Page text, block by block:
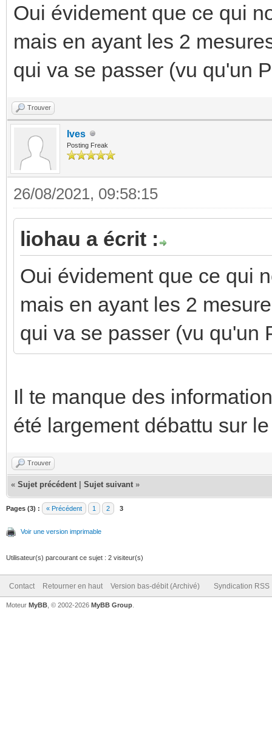
Oui évidement que ce qui
mais en ayant les 2
qui va se passer (vu qu'un
Trouver
Ives
Posting Freak
26/08/2021, 09:58:15
liohau a écrit :
Oui évidement que ce qui
mais en ayant les 2
qui va se passer (vu qu'un
Il te manque des
été largement débattu sur
Trouver
« Sujet précédent Sujet suivant »
Pages (3) : « Précédent 1 2 3
Voir une version imprimable
Utilisateur(s) parcourant ce sujet : 2 visiteur(s)
Contact Retourner en haut Version bas-débit (Archivé) Syndication RSS
Moteur MyBB , © 2002-2026 MyBB Group